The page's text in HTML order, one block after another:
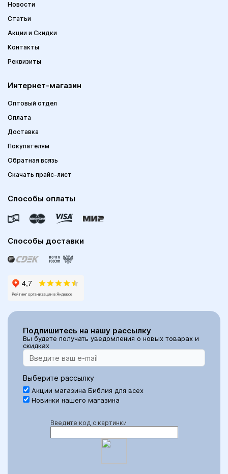
Новости
Статьи
Акции и Скидки
Контакты
Реквизиты
Интернет-магазин
Оптовый отдел
Оплата
Доставка
Покупателям
Обратная всязь
Скачать прайс-лист
Способы оплаты
Способы доставки
Подпишитесь на нашу рассылку
Вы будете получать уведомления о новых товарах и
скидках
Выберите рассылку
Акции магазина Библия для всех
Новинки нашего магазина
Введите код с картинки